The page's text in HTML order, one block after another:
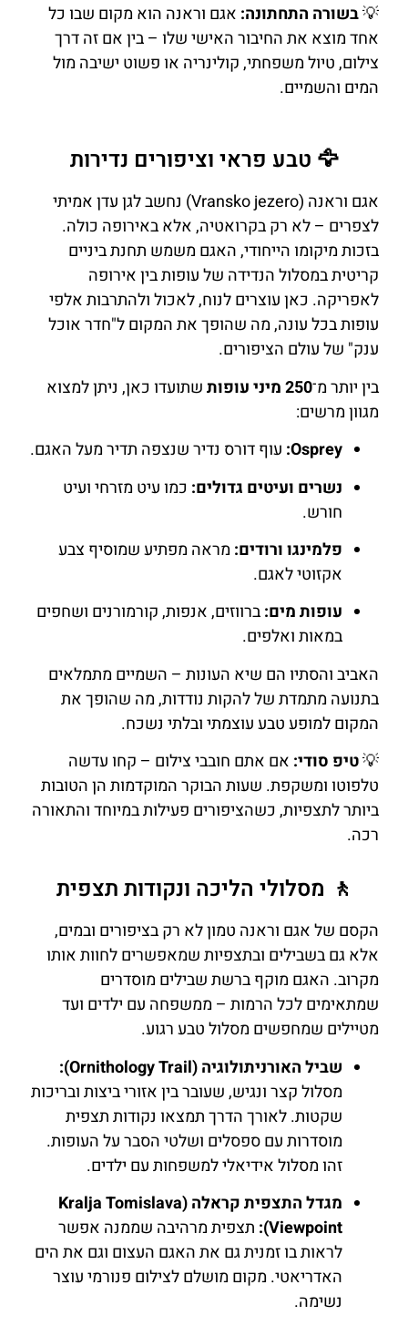
💡בשורה התחתונה: אגם וראנה הוא מקום שבו כל
אחד מוצא את החיבור האישי שלו – בין אם זה דרך
צילום, טיול משפחתי, קולינריה או פשוט ישיבה מול
המים והשמיים.
🦅 טבע פראי וציפורים נדירות
אגם וראנה (Vransko jezero) נחשב לגן עדן אמיתי
לצפרים – לא רק בקרואטיה, אלא באירופה כולה.
בזכות מיקומו הייחודי, האגם משמש תחנת ביניים
קריטית במסלול הנדידה של עופות בין אירופה
לאפריקה. כאן עוצרים לנוח, לאכול ולהתרבות אלפי
עופות בכל עונה, מה שהופך את המקום ל"חדר אוכל
ענק" של עולם הציפורים.
בין יותר מ־250 מיני עופות
שתועדו כאן, ניתן למצוא
מגוון מרשים:
Osprey: עוף דורס נדיר שנצפה תדיר מעל האגם.
נשרים ועיטים גדולים: כמו עיט מזרחי ועיט
חורש.
פלמינגו ורודים: מראה מפתיע שמוסיף צבע
אקזוטי לאגם.
עופות מים:ברווזים, אנפות, קורמורנים ושחפים
במאות ואלפים.
האביב והסתיו הם שיא העונות – השמיים מתמלאים
בתנועה מתמדת של להקות נודדות, מה שהופך את
המקום למופע טבע עוצמתי ובלתי נשכח.
💡טיפ סודי: אם אתם חובבי צילום – קחו עדשה
טלפוטו ומשקפת. שעות הבוקר המוקדמות הן הטובות
ביותר לתצפיות, כשהציפורים פעילות במיוחד והתאורה
רכה.
🚶 מסלולי הליכה ונקודות תצפית
הקסם של אגם וראנה טמון לא רק בציפורים ובמים,
אלא גם בשבילים ובתצפיות שמאפשרים לחוות אותו
מקרוב. האגם מוקף ברשת שבילים מוסדרים
שמתאימים לכל הרמות – ממשפחה עם ילדים ועד
מטיילים שמחפשים מסלול טבע רגוע.
שביל האורניתולוגיה (Ornithology Trail):
מסלול קצר ונגיש, שעובר בין אזורי ביצות ובריכות
שקטות. לאורך הדרך תמצאו נקודות תצפית
מוסדרות עם ספסלים ושלטי הסבר על העופות.
זהו מסלול אידיאלי למשפחות עם ילדים.
מגדל התצפית קראלה (Kralja Tomislava
Viewpoint): תצפית מרהיבה שממנה אפשר
לראות בו זמנית גם את האגם העצום וגם את הים
האדריאטי. מקום מושלם לצילום פנורמי עוצר
נשימה.